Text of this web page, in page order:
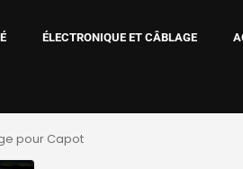
ÉLECTRONIQUE ET CÂBLAGE
pour Capot